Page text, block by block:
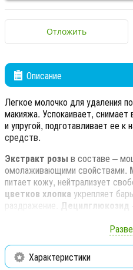
Отложить
Описание
Легкое молочко для удаления
макияжа. Успокаивает,
и упругой, подготавливает ее
средств.
Экстракт розы в составе –
омолаживающими свойствами.
питает кожу, нейтрализует
цветков хлопка укрепляет
раздражение. Децилглюкозид
Активные ингредиенты:
децилглюкозид, сквалан,
Характеристики